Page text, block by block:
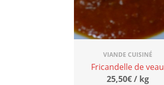
VIANDE CUISINÉ
Fricandelle de veau
25,50€ / kg